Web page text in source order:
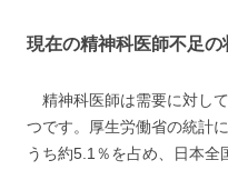
現在の精神科医師不足の
精神科医師は需要に対し
つです。厚生労働省の統計
うち約5.1％を占め、日本